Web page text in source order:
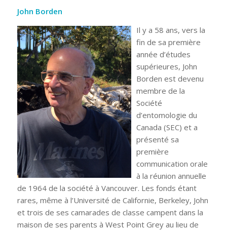
John Borden
Il y a 58 ans, vers la
fin de sa première
année d’études
supérieures, John
Borden est devenu
membre de la
Société
d’entomologie du
Canada (SEC) et a
présenté sa
première
communication orale
à la réunion annuelle
de 1964 de la société à Vancouver. Les fonds étant
rares, même à l’Université de Californie, Berkeley, John
et trois de ses camarades de classe campent dans la
maison de ses parents à West Point Grey au lieu de